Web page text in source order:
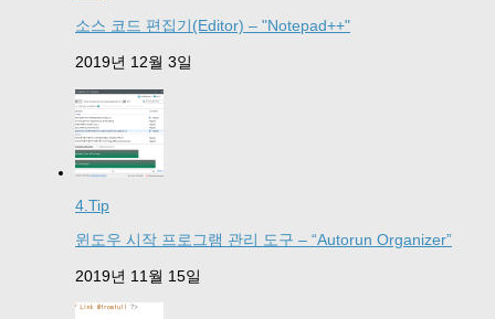
소스 코드 편집기(Editor) – "Notepad++"
2019년 12월 3일
4.Tip
윈도우 시작 프로그램 관리 도구 – “Autorun Organizer”
2019년 11월 15일